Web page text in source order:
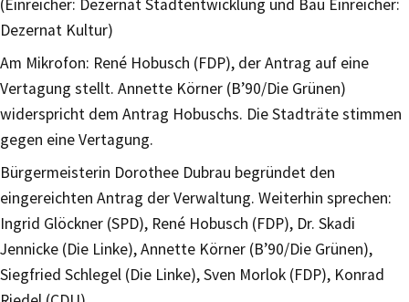
(Einreicher: Dezernat Stadtentwicklung und Bau Einreicher:
Dezernat Kultur)
Am Mikrofon: René Hobusch (FDP), der Antrag auf eine
Vertagung stellt. Annette Körner (B’90/Die Grünen)
widerspricht dem Antrag Hobuschs. Die Stadträte stimmen
gegen eine Vertagung.
Bürgermeisterin Dorothee Dubrau begründet den
eingereichten Antrag der Verwaltung. Weiterhin sprechen:
Ingrid Glöckner (SPD), René Hobusch (FDP), Dr. Skadi
Jennicke (Die Linke), Annette Körner (B’90/Die Grünen),
Siegfried Schlegel (Die Linke), Sven Morlok (FDP), Konrad